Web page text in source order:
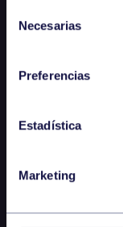
Necesarias
Preferencias
Estadística
Marketing